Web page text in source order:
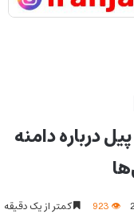
درباره دامنه
کمتر از یک دقیقه